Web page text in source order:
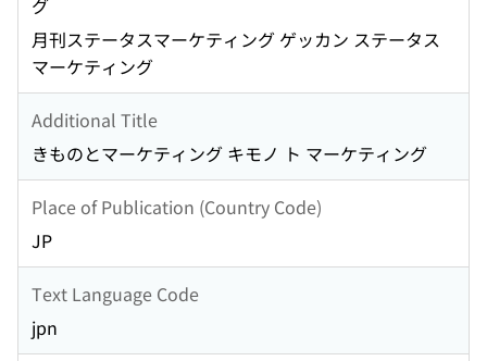
グ
月刊ステータスマーケティング ゲッカン ステータス
マーケティング
Additional Title
きものとマーケティング キモノ ト マーケティング
Place of Publication (Country Code)
JP
Text Language Code
jpn